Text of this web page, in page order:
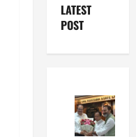
LATEST
POST